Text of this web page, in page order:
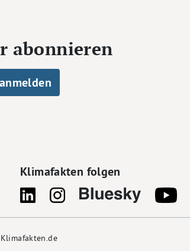
abonnieren
Klimafakten folgen
Klimafakten.de